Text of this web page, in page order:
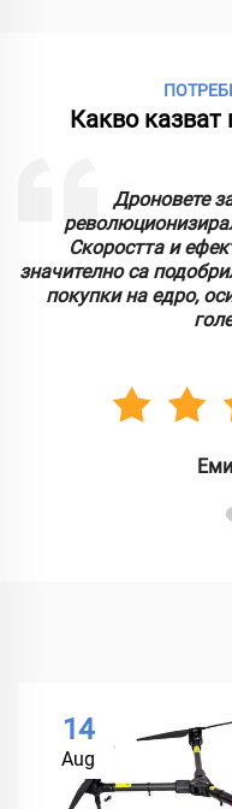
Какво казват
Дроновете
Скоростта и
значително са
покупки на едро,
14
Aug